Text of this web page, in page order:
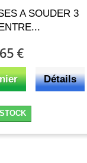
A SOUDER 3
€
Détails